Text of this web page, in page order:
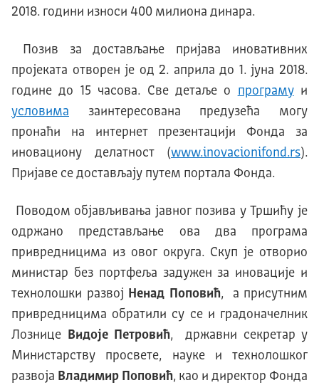
2018. години износи 400 милиона динара.
Позив за достављање пријава иновативних
пројеката отворен је од 2. априла до 1. јуна 2018.
године до 15 часова. Све детаље о програмуи
условима заинтересована предузећа могу
пронаћи на интернет презентацији Фонда за
иновациону делатност (www.inovacionifond.rs).
Пријаве се достављају путем портала Фонда.
Поводом објављивања јавног позива у Тршићу је
одржано представљање ова два програма
привредницима из овог округа. Скуп је отворио
министар без портфеља задужен за иновације и
технолошки развој
Ненад Поповић, а присутним
привредницима обратили су се и градоначелник
Лознице
Видоје Петровић, државни секретар у
Министарству просвете, науке и технолошког
развоја Владимир Поповић, као и директор Фонда